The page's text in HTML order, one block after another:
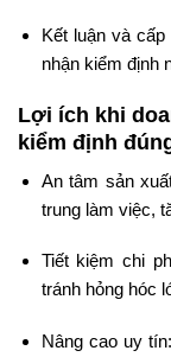
Kết luận và
nhận kiểm định
Lợi ích khi
kiểm định
An tâm sản
trung làm việc,
Tiết kiệm chi
tránh hỏng hóc
Nâng cao uy